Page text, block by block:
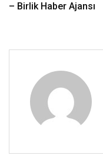
– Birlik Haber Ajansı